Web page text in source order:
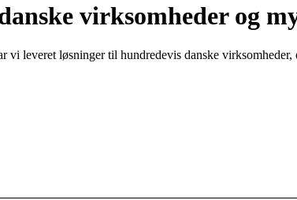
virksomheder og
vi leveret løsninger til hundredevis danske